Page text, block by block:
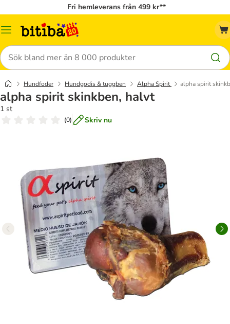
Fri hemleverans från 499 kr**
Meny
Sök
Hundfoder Hundgodis & tuggben Alpha Spirit alpha spirit
alpha spirit skinkben, halvt
1 st
(0) Skriv nu